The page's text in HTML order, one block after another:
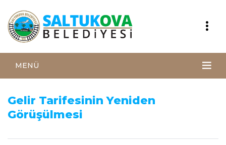
MENÜ
Gelir Tarifesinin Yeniden
Görüşülmesi